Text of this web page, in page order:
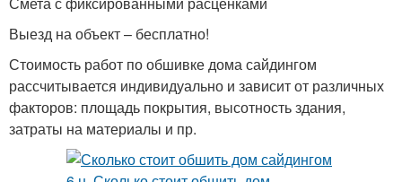
Выезд на объект – бесплатно!
Стоимость работ по обшивке дома сайдингом
рассчитывается индивидуально и зависит от различных
факторов: площадь покрытия, высотность здания,
затраты на материалы и пр.